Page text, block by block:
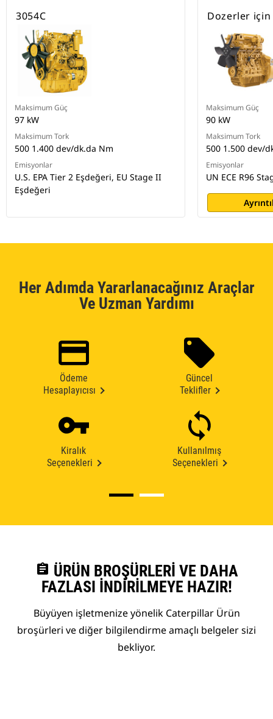
3054C
Maksimum Güç
97 kW
Maksimum Tork
500 1.400 dev/dk.da Nm
Emisyonlar
U.S. EPA Tier 2 Eşdeğeri, EU Stage II
Eşdeğeri
Dozerler için
Maksimum Güç
90 kW
Maksimum Tork
500 1.500 dev/
Emisyonlar
UN ECE R96
Her Adımda Yararlanacağınız Araçlar
Ve Uzman Yardımı
Ödeme
Hesaplayıcısı
Güncel
Teklifler
Kiralık
Seçenekleri
Kullanılmış
Seçenekleri
assignment ÜRÜN BROŞÜRLERI VE DAHA
FAZLASI İNDIRILMEYE HAZIR!
Büyüyen işletmenize yönelik Caterpillar Ürün
broşürleri ve diğer bilgilendirme amaçlı belgeler sizi
bekliyor.